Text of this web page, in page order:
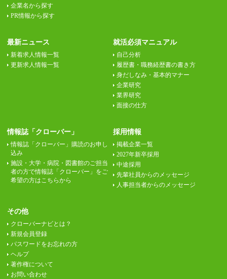
企業名から探す
PR情報から探す
最新ニュース
新着求人情報一覧
更新求人情報一覧
就活必須マニュアル
自己分析
履歴書・職務経歴書の書き方
身だしなみ・基本的マナー
企業研究
業界研究
面接の仕方
情報誌「クローバー」
情報誌「クローバー」購読のお申し
込み
施設・大学・病院・図書館のご担当
者の方で情報誌「クローバー」をご
希望の方はこちらから
採用情報
掲載企業一覧
2027年新卒採用
中途採用
先輩社員からのメッセージ
人事担当者からのメッセージ
その他
クローバーナビとは？
新規会員登録
パスワードをお忘れの方
ヘルプ
著作権について
お問い合わせ